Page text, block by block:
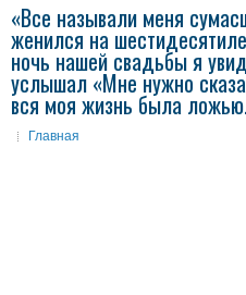
«Все называли меня
женился на
ночь нашей свадьбы я
услышал «Мне нужно
вся моя жизнь была
Главная